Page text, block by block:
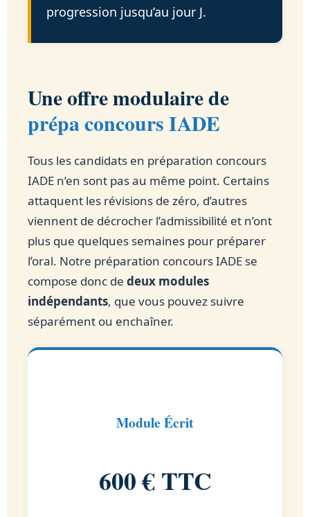
progression jusqu’au jour J.
Une offre modulaire de
prépa concours IADE
Tous les candidats en préparation concours
IADE n’en sont pas au même point. Certains
attaquent les révisions de zéro, d’autres
viennent de décrocher l’admissibilité et n’ont
plus que quelques semaines pour préparer
l’oral. Notre préparation concours IADE se
compose donc de deux modules
indépendants, que vous pouvez suivre
séparément ou enchaîner.
Module Écrit
600 € TTC